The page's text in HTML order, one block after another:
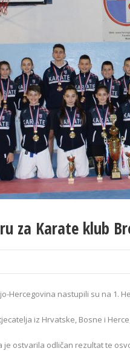
za Karate klub
Hercegovina nastupili su na 1.
iz Hrvatske, Bosne i
ostvarila odličan rezultat te